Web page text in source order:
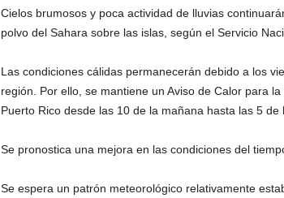
Cielos brumosos y poca actividad de lluvias
polvo del Sahara sobre las islas, según el Servicio
Las condiciones cálidas permanecerán debido a los
región. Por ello, se mantiene un Aviso de Calor para
Puerto Rico desde las 10 de la mañana hasta las 5 de
Se pronostica una mejora en las condiciones del
Se espera un patrón meteorológico relativamente